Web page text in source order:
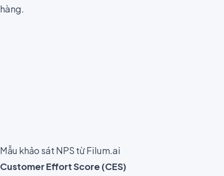
hàng.
Mẫu khảo sát NPS từ Filum.ai
Customer Effort Score (CES)